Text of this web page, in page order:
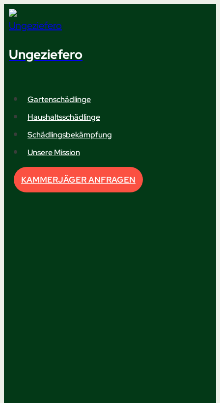
Zum
Inhalt
springen
Ungeziefero
Gartenschädlinge
Haushaltsschädlinge
Schädlingsbekämpfung
Unsere Mission
KAMMERJÄGER ANFRAGEN